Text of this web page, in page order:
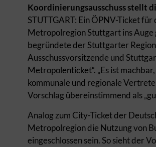
Koordinierungsausschuss stellt
STUTTGART: Ein ÖPNV-Ticket
Metropolregion Stuttgart ins Auge
begründete der Stuttgarter
Ausschussvorsitzende und
Metropolenticket“. „Es ist
kommunale und regionale
Vorschlag übereinstimmend als
Analog zum City-Ticket der
Metropolregion die Nutzung von
eingeschlossen sein. So sieht der